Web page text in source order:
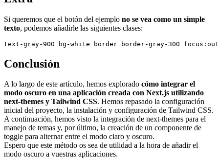
Si queremos que el botón del ejemplo no se vea como un simple
texto, podemos añadirle las siguientes clases:
Conclusión
A lo largo de este artículo, hemos explorado cómo integrar el
modo oscuro en una aplicación creada con Next.js utilizando
next-themes y Tailwind CSS. Hemos repasado la configuración
inicial del proyecto, la instalación y configuración de Tailwind CSS.
A continuación, hemos visto la integración de next-themes para el
manejo de temas y, por último, la creación de un componente de
toggle para alternar entre el modo claro y oscuro.
Espero que este método os sea de utilidad a la hora de añadir el
modo oscuro a vuestras aplicaciones.